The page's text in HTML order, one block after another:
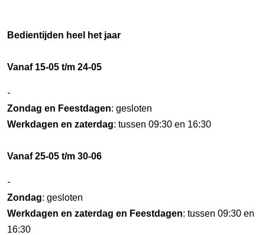
Bedientijden heel het jaar
Vanaf 15-05 t/m 24-05
-
Zondag en Feestdagen: gesloten
Werkdagen en zaterdag: tussen 09:30 en 16:30
Vanaf 25-05 t/m 30-06
-
Zondag: gesloten
Werkdagen en zaterdag en Feestdagen: tussen 09:30 en
16:30